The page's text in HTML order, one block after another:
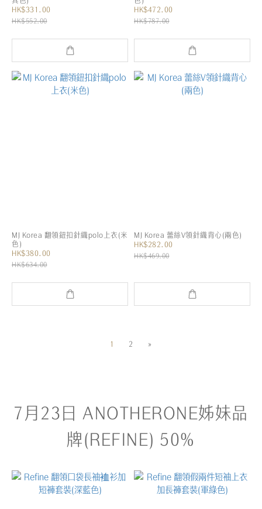
HK$331.00
HK$552.00
HK$472.00
HK$787.00
MJ Korea 翻領鈕扣針織polo上衣(米
色)
HK$380.00
HK$634.00
MJ Korea 蕾絲V領針織背心(兩色)
HK$282.00
HK$469.00
1 2 »
7月23日 ANOTHERONE姊妹品
牌(REFINE) 50%